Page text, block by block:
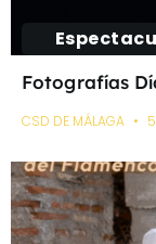
Fotografías
CSD DE MÁLAGA